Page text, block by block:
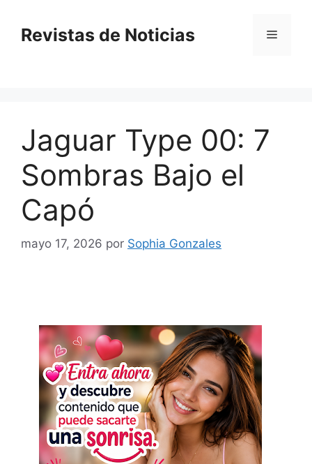
contenido
Revistas de Noticias Menú
Jaguar Type 00: 7
Sombras Bajo el
Capó
mayo 17, 2026 por Sophia Gonzales